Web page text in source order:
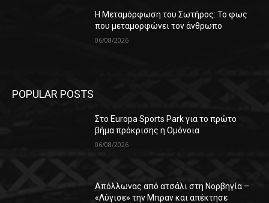
Η Μεταμόρφωση του Σωτήρος: Το φως
που μεταμορφώνει τον άνθρωπο
06/08/2026
POPULAR POSTS
Στο Europa Sports Park για το πρώτο
βήμα πρόκρισης η Ομόνοια
06/08/2026
Απόλλωνας από ατσάλι στη Νορβηγία –
«Λύγισε» την Μπραν και απέκτησε